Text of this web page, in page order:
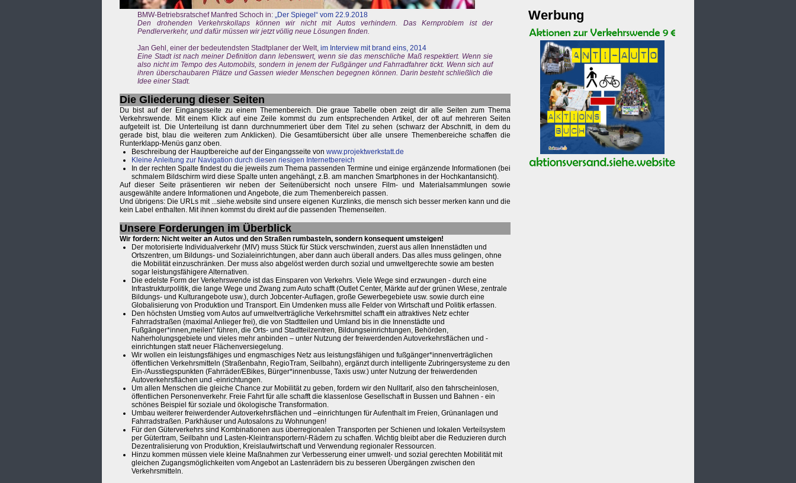
BMW-Betriebsratschef Manfred Schoch in: „Der Spiegel“ vom 22.9.2018
Den drohenden Verkehrskollaps können wir nicht mit Autos verhindern. Das Kernproblem ist der
Pendlerverkehr, und dafür müssen wir jetzt völlig neue Lösungen finden.
Jan Gehl, einer der bedeutendsten Stadtplaner der Welt, im Interview mit brand eins, 2014
Eine Stadt ist nach meiner Definition dann lebenswert, wenn sie das menschliche Maß respektiert. Wenn sie
also nicht im Tempo des Automobils, sondern in jenem der Fußgänger und Fahrradfahrer tickt. Wenn sich auf
ihren überschaubaren Plätze und Gassen wieder Menschen begegnen können. Darin besteht schließlich die
Idee einer Stadt.
Die Gliederung dieser Seiten
Du bist auf der Eingangsseite zu einem Themenbereich. Die graue Tabelle oben zeigt dir alle Seiten zum Thema
Verkehrswende. Mit einem Klick auf eine Zeile kommst du zum entsprechenden Artikel, der oft auf mehreren Seiten
aufgeteilt ist. Die Unterteilung ist dann durchnummeriert über dem Titel zu sehen (schwarz der Abschnitt, in dem du
gerade bist, blau die weiteren zum Anklicken). Die Gesamtübersicht über alle unsere Themenbereiche schaffen die
Runterklapp-Menüs ganz oben.
Beschreibung der Hauptbereiche auf der Eingangsseite von www.projektwerkstatt.de
Kleine Anleitung zur Navigation durch diesen riesigen Internetbereich
In der rechten Spalte findest du die jeweils zum Thema passenden Termine und einige ergänzende Informationen (bei
schmalem Bildschirm wird diese Spalte unten angehängt, z.B. am manchen Smartphones in der Hochkantansicht).
Auf dieser Seite präsentieren wir neben der Seitenübersicht noch unsere Film- und Materialsammlungen sowie
ausgewählte andere Informationen und Angebote, die zum Themenbereich passen.
Und übrigens: Die URLs mit ...siehe.website sind unsere eigenen Kurzlinks, die mensch sich besser merken kann und die
kein Label enthalten. Mit ihnen kommst du direkt auf die passenden Themenseiten.
Unsere Forderungen im Überblick
Wir fordern: Nicht weiter an Autos und den Straßen rumbasteln, sondern konsequent umsteigen!
Der motorisierte Individualverkehr (MIV) muss Stück für Stück verschwinden, zuerst aus allen Innenstädten und
Ortszentren, um Bildungs- und Sozialeinrichtungen, aber dann auch überall anders. Das alles muss gelingen, ohne
die Mobilität einzuschränken. Der muss also abgelöst werden durch sozial und umweltgerechte sowie am besten
sogar leistungsfähigere Alternativen.
Die edelste Form der Verkehrswende ist das Einsparen von Verkehrs. Viele Wege sind erzwungen - durch eine
Infrastrukturpolitik, die lange Wege und Zwang zum Auto schafft (Outlet Center, Märkte auf der grünen Wiese, zentrale
Bildungs- und Kulturangebote usw.), durch Jobcenter-Auflagen, große Gewerbegebiete usw. sowie durch eine
Globalisierung von Produktion und Transport. Ein Umdenken muss alle Felder von Wirtschaft und Politik erfassen.
Den höchsten Umstieg vom Autos auf umweltverträgliche Verkehrsmittel schafft ein attraktives Netz echter
Fahrradstraßen (maximal Anlieger frei), die von Stadtteilen und Umland bis in die Innenstädte und
Fußgänger*innen„meilen“ führen, die Orts- und Stadtteilzentren, Bildungseinrichtungen, Behörden,
Naherholungsgebiete und vieles mehr anbinden – unter Nutzung der freiwerdenden Autoverkehrsflächen und -
einrichtungen statt neuer Flächenversiegelung.
Wir wollen ein leistungsfähiges und engmaschiges Netz aus leistungsfähigen und fußgänger*innenverträglichen
öffentlichen Verkehrsmitteln (Straßenbahn, RegioTram, Seilbahn), ergänzt durch intelligente Zubringersysteme zu den
Ein-/Ausstiegspunkten (Fahrräder/EBikes, Bürger*innenbusse, Taxis usw.) unter Nutzung der freiwerdenden
Autoverkehrsflächen und -einrichtungen.
Um allen Menschen die gleiche Chance zur Mobilität zu geben, fordern wir den Nulltarif, also den fahrscheinlosen,
öffentlichen Personenverkehr. Freie Fahrt für alle schafft die klassenlose Gesellschaft in Bussen und Bahnen - ein
schönes Beispiel für soziale und ökologische Transformation.
Umbau weiterer freiwerdender Autoverkehrsflächen und –einrichtungen für Aufenthalt im Freien, Grünanlagen und
Fahrradstraßen. Parkhäuser und Autosalons zu Wohnungen!
Für den Güterverkehrs sind Kombinationen aus überregionalen Transporten per Schienen und lokalen Verteilsystem
per Gütertram, Seilbahn und Lasten-Kleintransportern/-Rädern zu schaffen. Wichtig bleibt aber die Reduzieren durch
Dezentralisierung von Produktion, Kreislaufwirtschaft und Verwendung regionaler Ressourcen.
Hinzu kommen müssen viele kleine Maßnahmen zur Verbesserung einer umwelt- und sozial gerechten Mobilität mit
gleichen Zugangsmöglichkeiten vom Angebot an Lastenrädern bis zu besseren Übergängen zwischen den
Verkehrsmitteln.
Werbung